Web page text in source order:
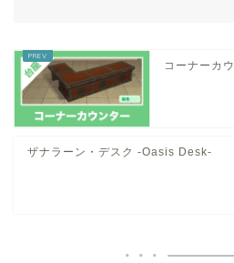
コーナーカ
ザナラーン・デスク -Oasis Desk-